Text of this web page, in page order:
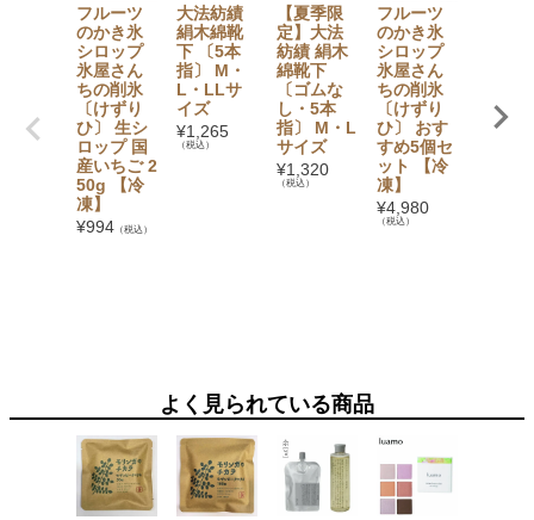
フルーツ
のかき氷
シロップ
氷屋さん
ちの削氷
〔けずり
ひ〕 生シ
ロップ 国
産いちご 2
50g 【冷
凍】
¥994 （税込）
大法紡績
絹木綿靴
下 〔5本
指〕 M・
L・LLサ
イズ
¥1,265
（税込）
【夏季限
定】大法
紡績 絹木
綿靴下
〔ゴムな
し・5本
指〕 M・L
サイズ
¥1,320
（税込）
フルーツ
のかき氷
シロップ
氷屋さん
ちの削氷
〔けずり
ひ〕 おす
すめ5個セ
ット 【冷
凍】
¥4,980
（税込）
〔けず
ひ〕
よく見られている商品